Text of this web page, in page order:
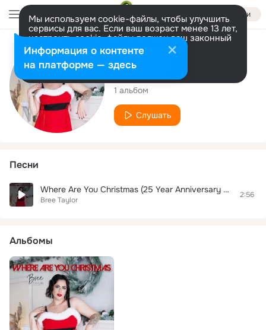
Войти
Мы используем cookie-файлы, чтобы улучшить
сервисы для вас. Если ваш возраст менее 13 лет,
настроить cookie-файлы должен ваш законный
представитель. Больше информации
Разрешить все Настроить
Исполнитель
Bree Taylor
1 альбом
Слушать
Песни
Where Are You Christmas (25 Year Anniversary Edition)
Bree Taylor
2:56
Альбомы
Информация о контенте
на платформе — здесь